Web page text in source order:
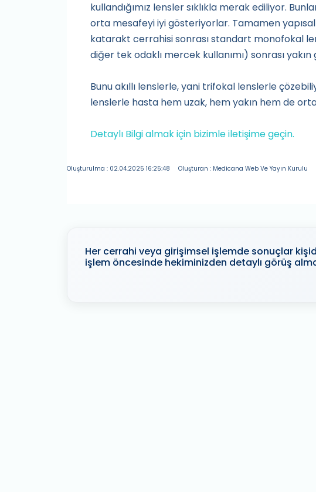
kullandığımız lensler sıklıkla merak ediliyor.
orta mesafeyi iyi gösteriyorlar. Tamamen
katarakt cerrahisi sonrası standart monofokal
diğer tek odaklı mercek kullanımı) sonrası
Bunu akıllı lenslerle, yani trifokal lenslerle
lenslerle hasta hem uzak, hem yakın hem de
Detaylı Bilgi almak için bizimle iletişime geçin.
Oluşturulma : 02.04.2025 16:25:48 Oluşturan : Medicana Web Ve Yayın Kurulu
Her cerrahi veya girişimsel işlemde sonuçlar
işlem öncesinde hekiminizden detaylı görüş